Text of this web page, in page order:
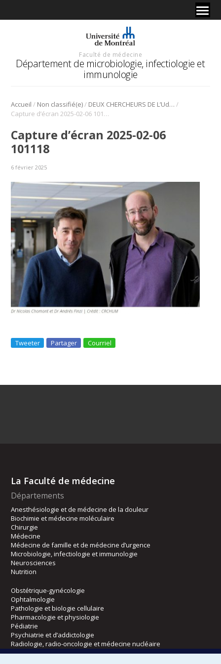
Faculté de médecine
Département de microbiologie, infectiologie et
immunologie
Accueil / Non classifié(e)/ DEUX CHERCHEURS DE L’UdeM REÇOIVENT UN FINANCEMENT DE 5,75 M$ POUR VAINCRE LE VIH /
Capture d’écran 2025-02-06 101118
Capture d’écran 2025-02-06
101118
6 février 2025
Tweeter Partager Courriel
La Faculté de médecine
Départements
Anesthésiologie et de médecine de la douleur
Biochimie et médecine moléculaire
Chirurgie
Médecine
Médecine de famille et de médecine d’urgence
Microbiologie, infectiologie et immunologie
Neurosciences
Nutrition
Obstétrique-gynécologie
Ophtalmologie
Pathologie et biologie cellulaire
Pharmacologie et physiologie
Pédiatrie
Psychiatrie et d’addictologie
Radiologie, radio-oncologie et médecine nucléaire